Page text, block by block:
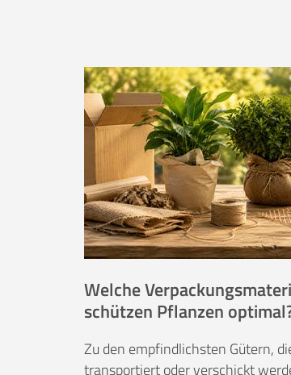
Welche
schützen Pflanzen
Zu den empfindlichsten Gütern,
transportiert oder verschickt